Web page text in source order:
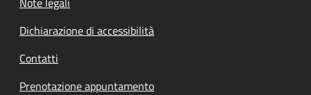
Dichiarazione di accessibilità
Contatti
Prenotazione appuntamento